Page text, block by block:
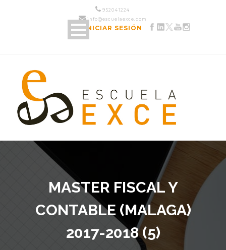
952 04 12 24
info@escuelaexce.com
INICIAR SESIÓN
MASTER FISCAL Y
CONTABLE (MALAGA)
2017-2018 (5)